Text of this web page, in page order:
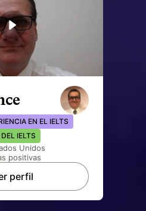
EN EL IELTS
IELTS
Unidos
positivas
perfil